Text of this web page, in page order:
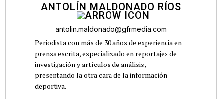
ANTOLÍN MALDONADO RÍOS
antolin.maldonado@gfrmedia.com
Periodista con más de 30 años de experiencia en
prensa escrita, especializado en reportajes de
investigación y artículos de análisis,
presentando la otra cara de la información
deportiva.